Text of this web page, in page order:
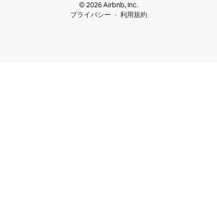
© 2026 Airbnb, Inc.
プライバシー
利用規約